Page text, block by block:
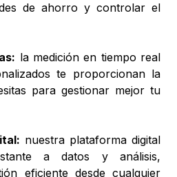
de ahorro y controlar el
la medición en tiempo real
te proporcionan la
para gestionar mejor tu
nuestra plataforma digital
a datos y análisis,
eficiente desde cualquier